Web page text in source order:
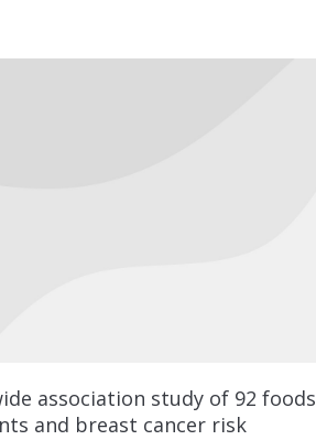
association study of 92 foods
and breast cancer risk